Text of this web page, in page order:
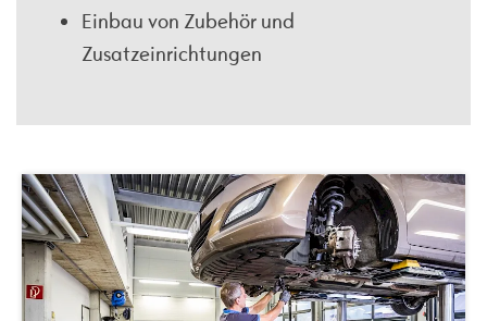
Einbau von Zubehör und
Zusatzeinrichtungen